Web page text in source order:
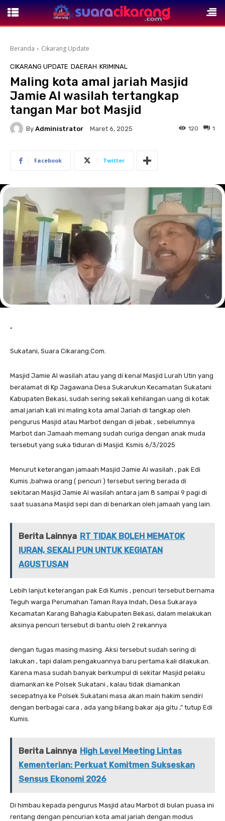
Beranda Cikarang Update
CIKARANG UPDATE DAERAH KRIMINAL
Maling kota amal jariah Masjid
Jamie Al wasilah tertangkap
tangan Mar bot Masjid
By Administrator Maret 6, 2025 1
120
Facebook Twitter
.
Sukatani, Suara Cikarang.Com.
Masjid Jamie Al wasilah atau yang di kenal Masjid Lurah Utin yang
beralamat di Kp Jagawana Desa Sukarukun Kecamatan Sukatani
Kabupaten Bekasi, sudah sering sekali kehilangan uang di kotak
amal jariah kali ini maling kota amal Jariah di tangkap oleh
pengurus Masjid atau Marbot dengan di jebak , sebelumnya
Marbot dan Jamaah memang sudah curiga dengan anak muda
tersebut yang suka tiduran di Masjid. Ksmis 6/3/2025
Menurut keterangan jamaah Masjid Jamie Al wasilah , pak Edi
Kumis ,bahwa orang ( pencuri ) tersebut sering berada di
sekitaran Masjid Jamie Al wasilah antara jam 8 sampai 9 pagi di
saat suasana Masjid sepi dan di benarkan oleh jamaah yang lain.
Berita Lainnya RT TIDAK BOLEH MEMATOK
IURAN, SEKALI PUN UNTUK KEGIATAN
AGUSTUSAN
Lebih lanjut keterangan pak Edi Kumis , pencuri tersebut bernama
Teguh warga Perumahan Taman Raya Indah, Desa Sukaraya
Kecamatan Karang Bahagia Kabupaten Bekasi, dalam melakukan
aksinya pencuri tersebut di bantu oleh 2 rekannya
dengan tugas masing masing. Aksi tersebut sudah sering di
lakukan , tapi dalam pengakuannya baru pertama kali dilakukan.
Karena masa sudah banyak berkumpul di sekitar Masjid pelaku
diamankan ke Polsek Sukatani , kalau tidak diamankan
secepatnya ke Polsek Sukatani masa akan main hakim sendiri
dengan berbagai cara , ada yang bilang bakar aja gitu ,” tutup Edi
Kumis.
Berita Lainnya High Level Meeting Lintas
Kementerian: Perkuat Komitmen Sukseskan
Sensus Ekonomi 2026
Di himbau kepada pengurus Masjid atau Marbot di bulan puasa ini
rentang dengan pencurian kota amal jariah dengan modus